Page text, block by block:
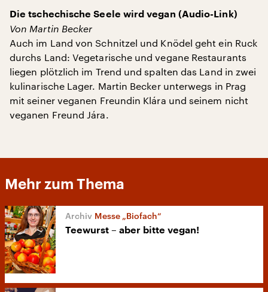
Die tschechische Seele wird vegan (Audio-Link)
Von Martin Becker
Auch im Land von Schnitzel und Knödel geht ein Ruck
durchs Land: Vegetarische und vegane Restaurants
liegen plötzlich im Trend und spalten das Land in zwei
kulinarische Lager. Martin Becker unterwegs in Prag
mit seiner veganen Freundin Klára und seinem nicht
veganen Freund Jára.
Mehr zum Thema
Messe „Biofach“
Teewurst – aber bitte vegan!